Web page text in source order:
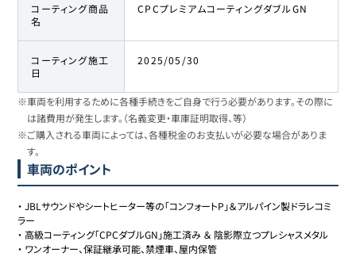
コーティング商品
名
CPCプレミアムコーティングダブルGN
コーティング施工
日
2025/05/30
※車両を利用するために各種手続きをご自身で行う必要があります。その際に
は諸費用が発生します。（名義変更・車庫証明取得、等）
※ご購入される車両によっては、各種税金のお支払いが必要な場合がありま
す。
車両のポイント
・JBLサウンドやシートヒーター等の「コンフォートP」＆アルパイン製ドラレコミ
ラー
・高級コーティング「CPCダブルGN」施工済み ＆ 陰影際立つプレシャスメタル
・ ワンオーナー、保証継承可能、禁煙車、屋内保管